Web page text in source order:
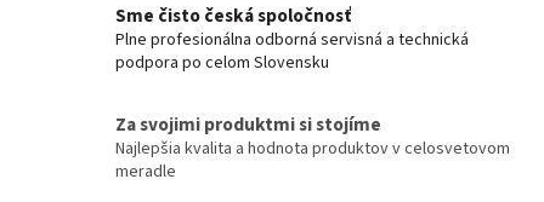
Sme čisto česká spoločnosť
Plne profesionálna odborná servisná a technická
podpora po celom Slovensku
Za svojimi produktmi si stojíme
Najlepšia kvalita a hodnota produktov v celosvetovom
meradle